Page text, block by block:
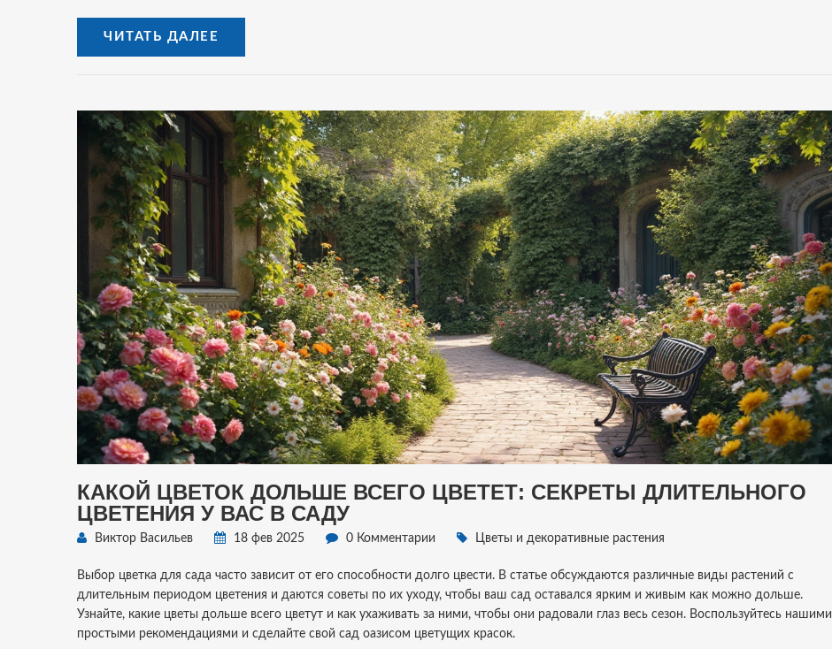
ЧИТАТЬ ДАЛЕЕ
КАКОЙ ЦВЕТОК ДОЛЬШЕ ВСЕГО ЦВЕТЕТ: СЕКРЕТЫ ДЛИТЕЛЬНОГО
ЦВЕТЕНИЯ У ВАС В САДУ
Виктор Васильев 18 фев 2025 0 Комментарии Цветы и декоративные растения
Выбор цветка для сада часто зависит от его способности долго цвести. В статье обсуждаются различные виды растений с
длительным периодом цветения и даются советы по их уходу, чтобы ваш сад оставался ярким и живым как можно дольше.
Узнайте, какие цветы дольше всего цветут и как ухаживать за ними, чтобы они радовали глаз весь сезон. Воспользуйтесь нашими
простыми рекомендациями и сделайте свой сад оазисом цветущих красок.